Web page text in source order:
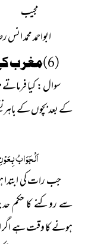
ابواحمد
(6)مغرب کے بعد بچوں کا باہر نکلنا کیسا؟
سوال : کیا
کے بعد بچوں کے
اَلْجَوَابُ
جب رات کی ابتدا
سے روکنے کا حکم
ہونے کا وقت ہے اگر